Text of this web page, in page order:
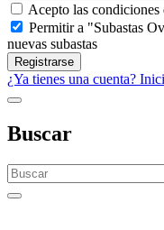
Acepto las condiciones
Permitir a "Subastas
nuevas subastas
Registrarse
¿Ya tienes una cuenta?
Buscar